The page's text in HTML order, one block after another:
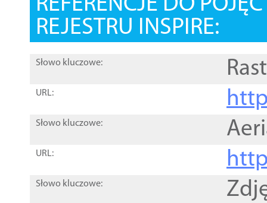
REFERENCJE DO
REJESTRU INSPIRE:
Słowo kluczowe:
URL:
Słowo kluczowe:
URL:
Słowo kluczowe: